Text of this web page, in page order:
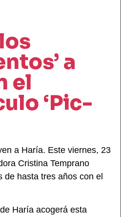
a
el
‘Pic-
a Haría. Este viernes, 23
Cristina Temprano
de hasta tres años con el
Haría acogerá esta